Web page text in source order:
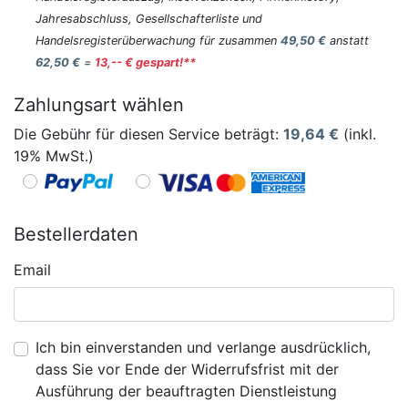
Jahresabschluss, Gesellschafterliste und
Handelsregisterüberwachung für zusammen 49,50 € anstatt
62,50 € = 13,-- € gespart!**
Zahlungsart wählen
Die Gebühr für diesen Service beträgt: 19,64 € (inkl.
19% MwSt.)
Bestellerdaten
Email
Ich bin einverstanden und verlange ausdrücklich,
dass Sie vor Ende der Widerrufsfrist mit der
Ausführung der beauftragten Dienstleistung